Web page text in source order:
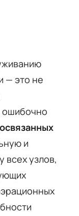
— это не
ошибочно
и
всех узлов,